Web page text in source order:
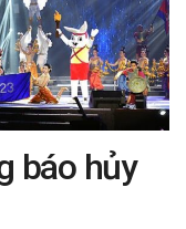
báo hủy